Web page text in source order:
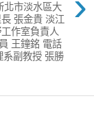
北市淡水區大
張金貴 淡江
作室負責人
王鐘銘 電話
系副教授 張勝